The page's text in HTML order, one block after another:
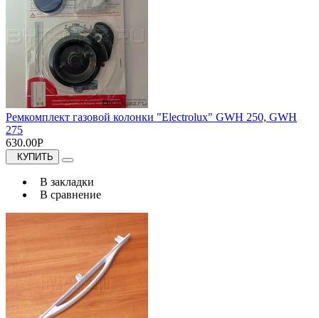
Ремкомплект газовой колонки "Electrolux" GWH 250, GWH
275
630.00Р
КУПИТЬ
В закладки
В сравнение